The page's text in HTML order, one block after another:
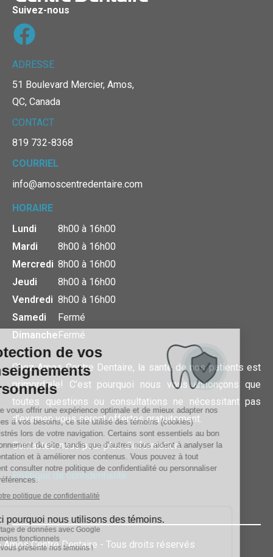
Suivez-nous
ADRESSE
51 Boulevard Mercier, Amos,
QC, Canada
CONTACT
819 732-8368
COURRIEL
info@amoscentredentaire.com
HORAIRE
Lundi
8h00 à 16h00
Mardi
8h00 à 16h00
Mercredi 8h00 à 16h00
Jeudi
8h00 à 16h00
Vendredi 8h00 à 16h00
Samedi
Fermé
DimancheFermé
Chez Amos Centre Dentaire, la santé de nos patients est
primordiale! C’est pourquoi nous vous annonçons que
toutes questions ou consultations ne nécessitant pas
d’examen vous seront offertes gratuitement.
Contactez-nous pour plus d’information.
Politique de confidentialité
Centre Dentaire - Tous droits réservés